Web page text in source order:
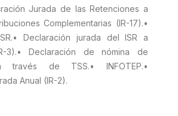
Jurada de las Retenciones a
Complementarias (IR-17).•
• Declaración jurada del ISR a
3).• Declaración de nómina de
través de TSS.• INFOTEP.•
Anual (IR-2).